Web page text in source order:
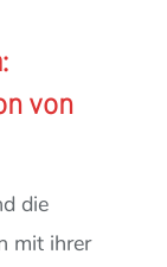
von
die
mit ihrer